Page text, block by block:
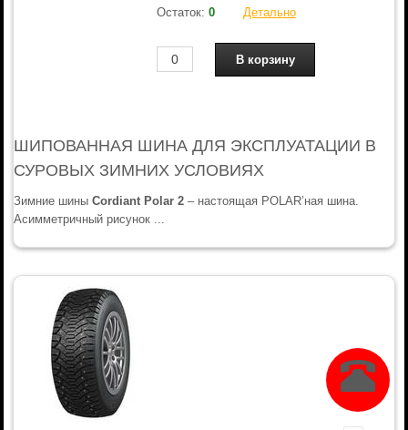
Остаток:0 Детально
ШИПОВАННАЯ ШИНА ДЛЯ ЭКСПЛУАТАЦИИ В
СУРОВЫХ ЗИМНИХ УСЛОВИЯХ
Зимние шины Cordiant Polar 2– настоящая POLAR’ная шина.
Асимметричный рисунок ...